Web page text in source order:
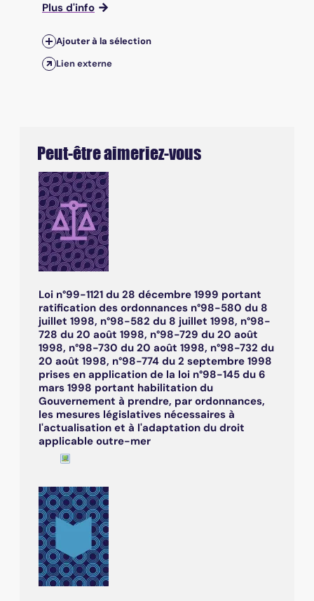
Plus d'info
Ajouter à la sélection
Lien externe
Peut-être aimeriez-vous
Loi n°99-1121 du 28 décembre 1999 portant
ratification des ordonnances n°98-580 du 8
juillet 1998, n°98-582 du 8 juillet 1998, n°98-
728 du 20 août 1998, n°98-729 du 20 août
1998, n°98-730 du 20 août 1998, n°98-732 du
20 août 1998, n°98-774 du 2 septembre 1998
prises en application de la loi n°98-145 du 6
mars 1998 portant habilitation du
Gouvernement à prendre, par ordonnances,
les mesures législatives nécessaires à
l'actualisation et à l'adaptation du droit
applicable outre-mer